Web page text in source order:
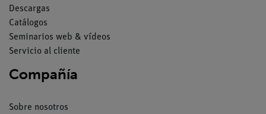
Descargas
Catálogos
Seminarios web & vídeos
Servicio al cliente
Compañía
Sobre nosotros